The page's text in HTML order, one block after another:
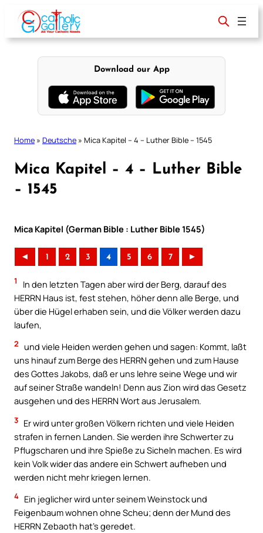
content
Download our App
Home » Deutsche » Mica Kapitel – 4 – Luther Bible – 1545
Mica Kapitel – 4 – Luther Bible
– 1545
Mica Kapitel (German Bible : Luther Bible 1545)
◄ 1 2 3 4 5 6 7 ►
1
In den letzten Tagen aber wird der Berg, darauf des
HERRN Haus ist, fest stehen, höher denn alle Berge, und
über die Hügel erhaben sein, und die Völker werden dazu
laufen,
2 und viele Heiden werden gehen und sagen: Kommt, laßt
uns hinauf zum Berge des HERRN gehen und zum Hause
des Gottes Jakobs, daß er uns lehre seine Wege und wir
auf seiner Straße wandeln! Denn aus Zion wird das Gesetz
ausgehen und des HERRN Wort aus Jerusalem.
3 Er wird unter großen Völkern richten und viele Heiden
strafen in fernen Landen. Sie werden ihre Schwerter zu
Pflugscharen und ihre Spieße zu Sicheln machen. Es wird
kein Volk wider das andere ein Schwert aufheben und
werden nicht mehr kriegen lernen.
4 Ein jeglicher wird unter seinem Weinstock und
Feigenbaum wohnen ohne Scheu; denn der Mund des
HERRN Zebaoth hat’s geredet.